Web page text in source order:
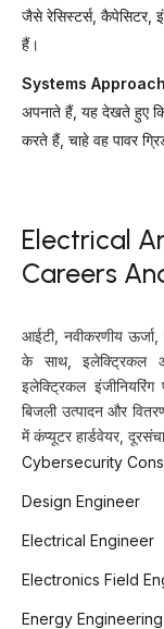
जैसे रेसिस्टर्स, कैपेसिटर,
हैं।
Systems Approach
अपनाते हैं, यह देखते हुए
करते हैं, चाहे वह पावर
Electrical
Careers
आईटी, नवीकरणीय ऊर्जा,
के साथ, इलेक्ट्रिकल
इलेक्ट्रिकल
बिजली उत्पादन और
में कंप्यूटर हार्डवेयर,
Cybersecurity
Design Engineer
Electrical Engineer
Electronics Field
Energy